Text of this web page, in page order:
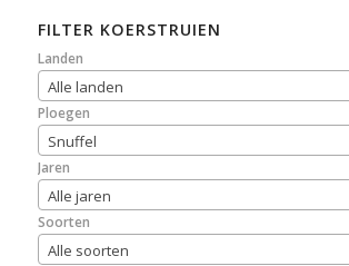
FILTER KOERSTRUIEN
Landen
Alle landen
Ploegen
Snuffel
Jaren
Alle jaren
Soorten
Alle soorten